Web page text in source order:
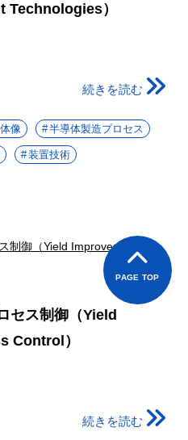
PAGE TOP
Technologies）
続きを読む
像 半導体製造プロセス
装置技術
セス制御（Yield
Control）
続きを読む